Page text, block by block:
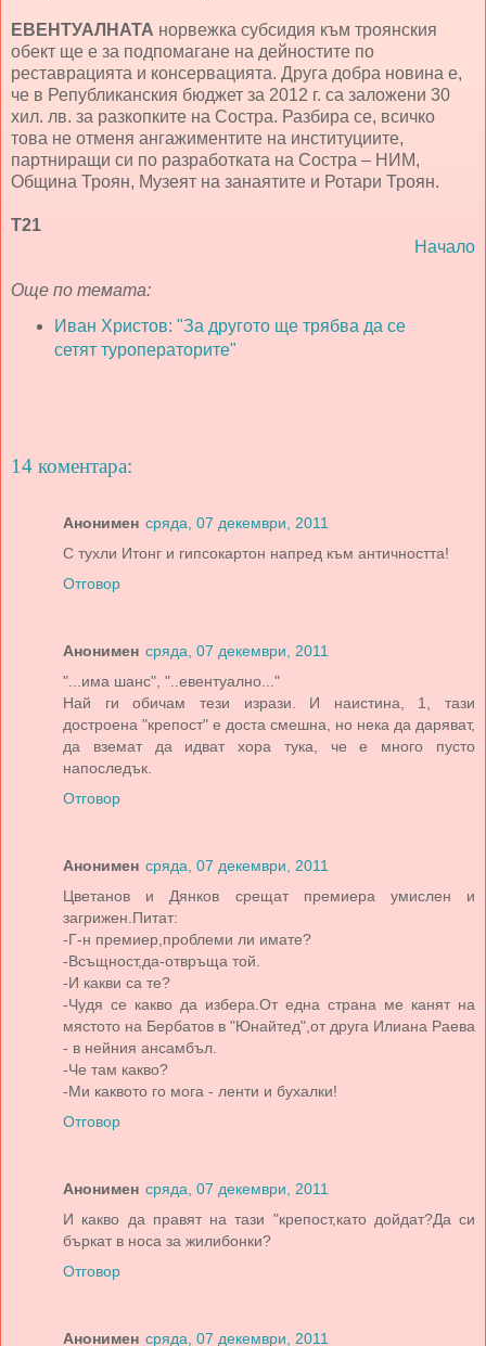
ЕВЕНТУАЛНАТА норвежка субсидия към троянския
обект ще е за подпомагане на дейностите по
реставрацията и консервацията. Друга добра новина е,
че в Републиканския бюджет за 2012 г. са заложени 30
хил. лв. за разкопките на Состра. Разбира се, всичко
това не отменя ангажиментите на институциите,
партниращи си по разработката на Состра – НИМ,
Община Троян, Музеят на занаятите и Ротари Троян.
Т21
Начало
Още по темата:
Иван Христов: "За другото ще трябва да се
сетят туроператорите"
14 коментара:
Анонимен сряда, 07 декември, 2011
С тухли Итонг и гипсокартон напред към античността!
Отговор
Анонимен сряда, 07 декември, 2011
"...има шанс", "..евентуално..."
Най ги обичам тези изрази. И наистина, 1, тази
достроена "крепост" е доста смешна, но нека да даряват,
да вземат да идват хора тука, че е много пусто
напоследък.
Отговор
Анонимен сряда, 07 декември, 2011
Цветанов и Дянков срещат премиера умислен и
загрижен.Питат:
-Г-н премиер,проблеми ли имате?
-Всъщност,да-отвръща той.
-И какви са те?
-Чудя се какво да избера.От една страна ме канят на
мястото на Бербатов в "Юнайтед",от друга Илиана Раева
- в нейния ансамбъл.
-Че там какво?
-Ми каквото го мога - ленти и бухалки!
Отговор
Анонимен сряда, 07 декември, 2011
И какво да правят на тази "крепост,като дойдат?Да си
бъркат в носа за жилибонки?
Отговор
Анонимен сряда, 07 декември, 2011